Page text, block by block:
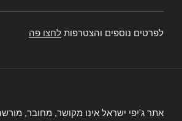
לפרטים נוספים והצטרפות לחצו פה
אתר ג'יפי ישראל אינו מקושר, מחובר,